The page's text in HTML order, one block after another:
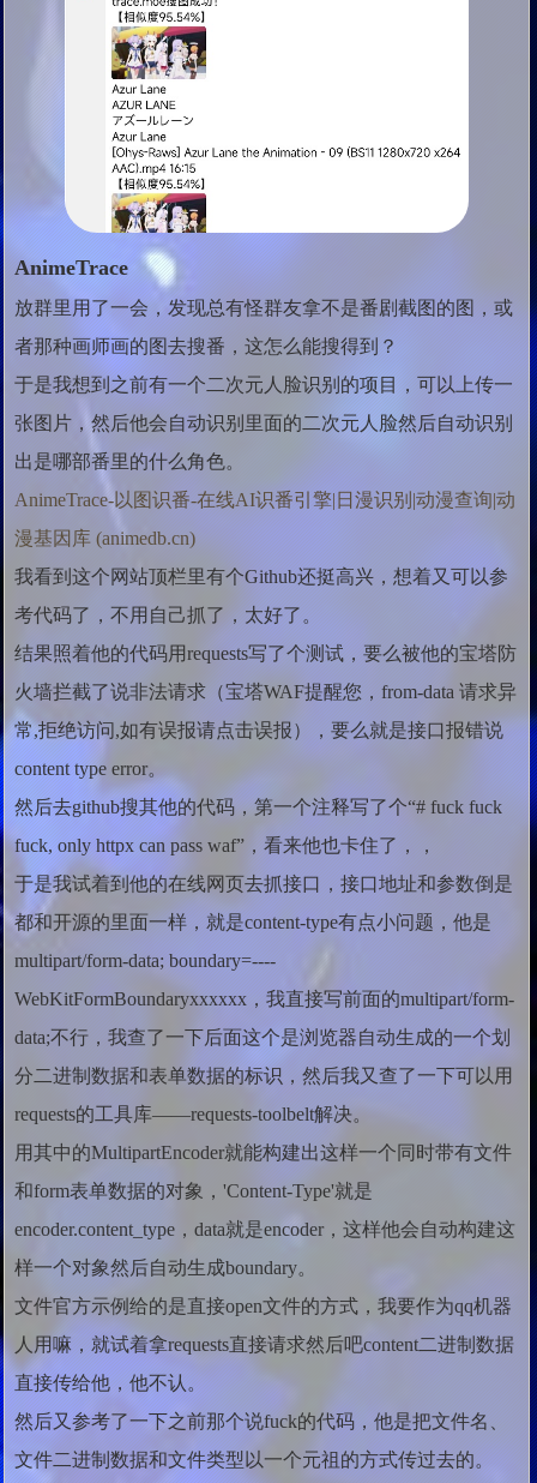
AnimeTrace
放群里用了一会，发现总有怪群友拿不是番剧截图的图，或
者那种画师画的图去搜番，这怎么能搜得到？
于是我想到之前有一个二次元人脸识别的项目，可以上传一
张图片，然后他会自动识别里面的二次元人脸然后自动识别
出是哪部番里的什么角色。
AnimeTrace-以图识番-在线AI识番引擎|日漫识别|动漫查询|动
漫基因库 (animedb.cn)
我看到这个网站顶栏里有个Github还挺高兴，想着又可以参
考代码了，不用自己抓了，太好了。
结果照着他的代码用requests写了个测试，要么被他的宝塔防
火墙拦截了说非法请求（宝塔WAF提醒您，from-data 请求异
常,拒绝访问,如有误报请点击误报），要么就是接口报错说
content type error。
然后去github搜其他的代码，第一个注释写了个“# fuck fuck
fuck, only httpx can pass waf”，看来他也卡住了，，
于是我试着到他的在线网页去抓接口，接口地址和参数倒是
都和开源的里面一样，就是content-type有点小问题，他是
multipart/form-data; boundary=----
WebKitFormBoundaryxxxxxx，我直接写前面的multipart/form-
data;不行，我查了一下后面这个是浏览器自动生成的一个划
分二进制数据和表单数据的标识，然后我又查了一下可以用
requests的工具库——requests-toolbelt解决。
用其中的MultipartEncoder就能构建出这样一个同时带有文件
和form表单数据的对象，'Content-Type'就是
encoder.content_type，data就是encoder，这样他会自动构建这
样一个对象然后自动生成boundary。
文件官方示例给的是直接open文件的方式，我要作为qq机器
人用嘛，就试着拿requests直接请求然后吧content二进制数据
直接传给他，他不认。
然后又参考了一下之前那个说fuck的代码，他是把文件名、
文件二进制数据和文件类型以一个元祖的方式传过去的。